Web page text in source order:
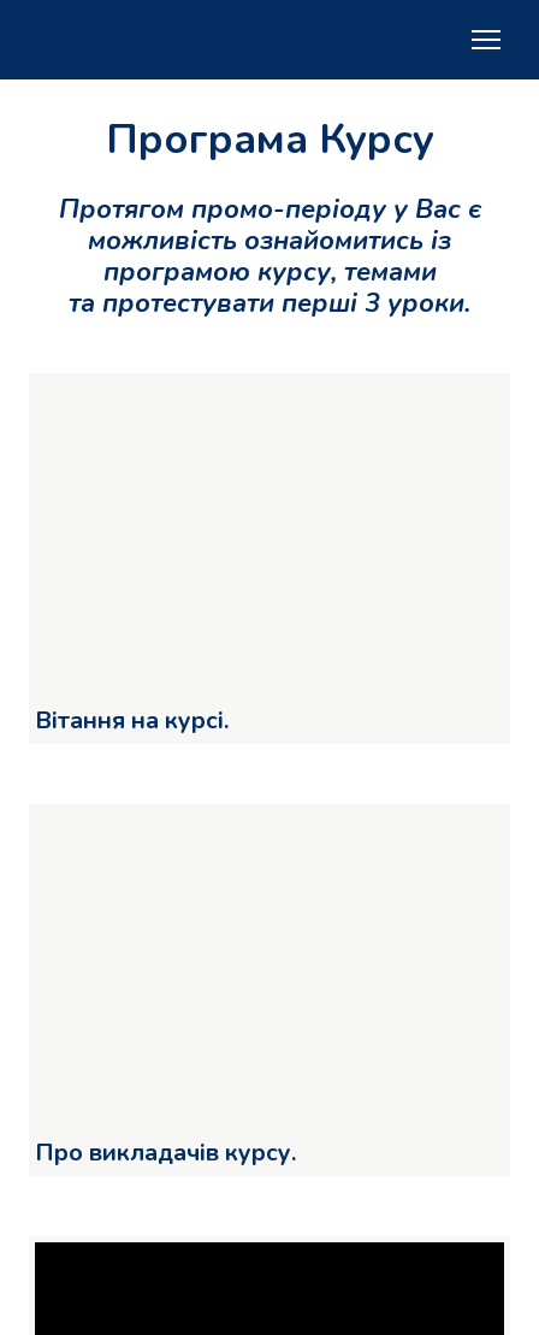
Програма Курсу
Протягом промо-періоду у Вас є
можливість ознайомитись із
програмою курсу, темами
та протестувати перші 3 уроки.
Вітання на курсі.
Про викладачів курсу.